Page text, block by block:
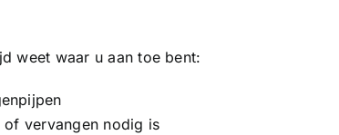
weet waar u aan toe bent:
vervangen nodig is